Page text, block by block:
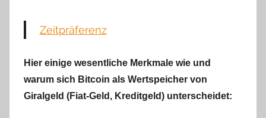
Zeitpräferenz
Hier einige wesentliche Merkmale wie und
warum sich Bitcoin als Wertspeicher von
Giralgeld (Fiat-Geld, Kreditgeld) unterscheidet: